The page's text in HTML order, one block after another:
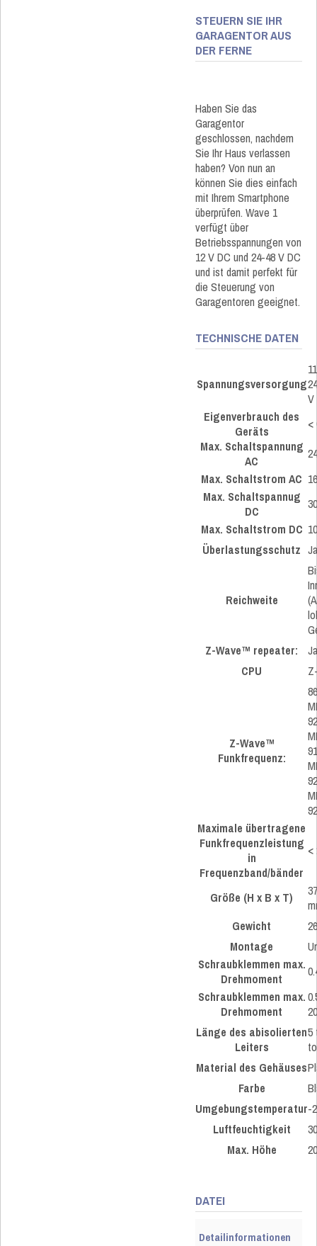
STEUERN SIE IHR
GARAGENTOR AUS
DER FERNE
Haben Sie das
Garagentor
geschlossen, nachdem
Sie Ihr Haus verlassen
haben? Von nun an
können Sie dies einfach
mit Ihrem Smartphone
überprüfen. Wave 1
verfügt über
Betriebsspannungen von
12 V DC und 24-48 V DC
und ist damit perfekt für
die Steuerung von
Garagentoren geeignet.
TECHNISCHE DATEN
Spannungsversorgung
V
Eigenverbrauch des
Geräts
<
Max. Schaltspannung
AC
Max. Schaltstrom AC
Max. Schaltspannug
DC
Max. Schaltstrom DC
Überlastungsschutz Ja
Reichweite
Z-Wave™ repeater:
Ja
CPU
Z-Wave™
Funkfrequenz:
Maximale übertragene
Funkfrequenzleistung
in
Frequenzband/bänder
<
Größe (H x B x T)
Gewicht
Montage
Schraubklemmen max.
Drehmoment
Schraubklemmen max.
Drehmoment
Länge des abisolierten
Leiters
5
Material des Gehäuses
Farbe
Umgebungstemperatur-
Luftfeuchtigkeit
Max. Höhe
DATEI
Detailinformationen